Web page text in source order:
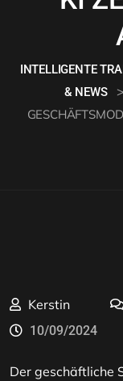
INTELLIGENTE
& NEWS
>
Kerstin
10/09/2024
Der geschäftliche